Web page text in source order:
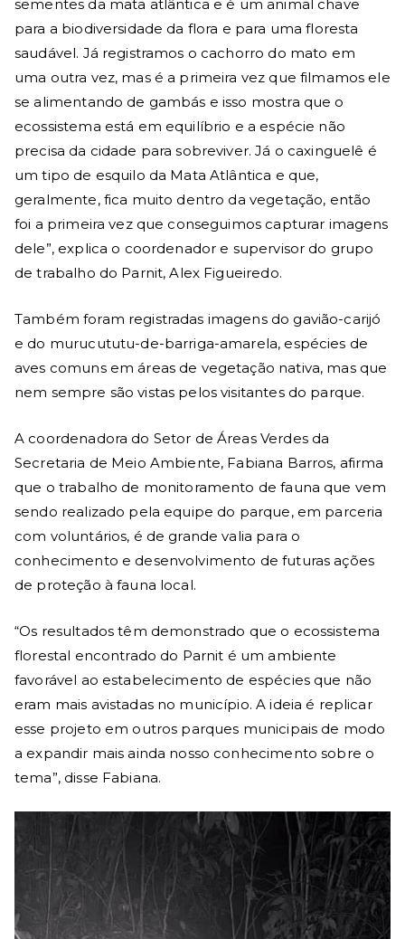
sementes da mata atlântica e é um animal chave
para a biodiversidade da flora e para uma floresta
saudável. Já registramos o cachorro do mato em
uma outra vez, mas é a primeira vez que filmamos ele
se alimentando de gambás e isso mostra que o
ecossistema está em equilíbrio e a espécie não
precisa da cidade para sobreviver. Já o caxinguelê é
um tipo de esquilo da Mata Atlântica e que,
geralmente, fica muito dentro da vegetação, então
foi a primeira vez que conseguimos capturar imagens
dele”, explica o coordenador e supervisor do grupo
de trabalho do Parnit, Alex Figueiredo.
Também foram registradas imagens do gavião-carijó
e do murucututu-de-barriga-amarela, espécies de
aves comuns em áreas de vegetação nativa, mas que
nem sempre são vistas pelos visitantes do parque.
A coordenadora do Setor de Áreas Verdes da
Secretaria de Meio Ambiente, Fabiana Barros, afirma
que o trabalho de monitoramento de fauna que vem
sendo realizado pela equipe do parque, em parceria
com voluntários, é de grande valia para o
conhecimento e desenvolvimento de futuras ações
de proteção à fauna local.
“Os resultados têm demonstrado que o ecossistema
florestal encontrado do Parnit é um ambiente
favorável ao estabelecimento de espécies que não
eram mais avistadas no município. A ideia é replicar
esse projeto em outros parques municipais de modo
a expandir mais ainda nosso conhecimento sobre o
tema”, disse Fabiana.